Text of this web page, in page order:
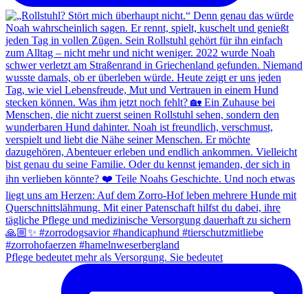
Pflege bedeutet mehr als Versorgung. Sie bedeutet